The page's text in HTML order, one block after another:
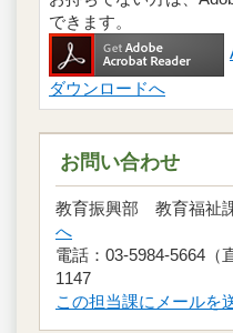
できます。
ダウンロードへ
お問い合わせ
教育振興部 教育福
へ
電話：03-5984-5664
1147
この担当課にメールを